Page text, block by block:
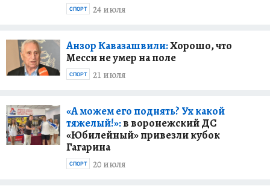
24 июля
СПОРТ
Анзор Кавазашвили:Хорошо, что
Месси не умер на поле
21 июля
СПОРТ
«А можем его поднять? Ух какой
тяжелый!»:в воронежский ДС
«Юбилейный» привезли кубок
Гагарина
20 июля
СПОРТ